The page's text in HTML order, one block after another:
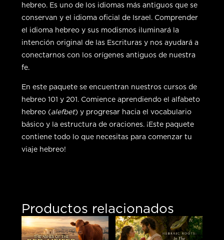
hebreo. Es uno de los idiomas más antiguos que se
conservan y el idioma oficial de Israel. Comprender
el idioma hebreo y sus modismos iluminará la
intención original de las Escrituras y nos ayudará a
conectarnos con los orígenes antiguos de nuestra
fe.
En este paquete se encuentran nuestros cursos de
hebreo 101 y 201. Comience aprendiendo el alfabeto
hebreo (alefbet) y progresar hacia el vocabulario
básico y la estructura de oraciones. ¡Este paquete
contiene todo lo que necesitas para comenzar tu
viaje hebreo!
Productos relacionados